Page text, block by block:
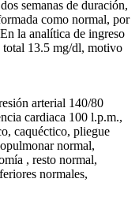
semanas de duración,
como normal, por
la analítica de ingreso
total 13.5 mg/dl, motivo
arterial 140/80
cardiaca 100 l.p.m.,
caquéctico, pliegue
normal,
, resto normal,
normales,